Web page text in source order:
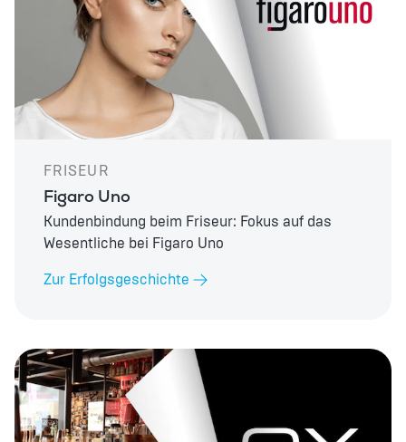
FRISEUR
Figaro Uno
Kundenbindung beim Friseur: Fokus auf das
Wesentliche bei Figaro Uno
Zur Erfolgsgeschichte